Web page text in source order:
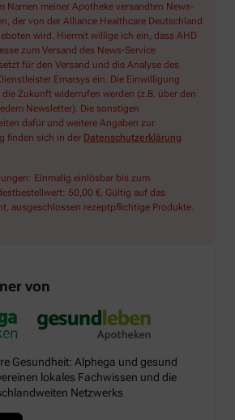
Namen meiner Apotheke versandten News-
der von der Alliance Healthcare Deutschland
wird. Hiermit willige ich ein, dass AHD
zum Versand des News-Service
für den Versand und die Analyse des
Emarsys ein. Die Einwilligung
Zukunft widerrufen werden (z.B. über den
Newsletter). Die sonstigen
dafür und weitere Angaben zur
finden sich in der Datenschutzerklärung
Einmalig einlösbar bis zum
50,00 €. Gültig auf das
ausgeschlossen rezeptpflichtige Produkte.
von
Gesundheit: Alphega und gesund
lokales Fachwissen und die
Netzwerks